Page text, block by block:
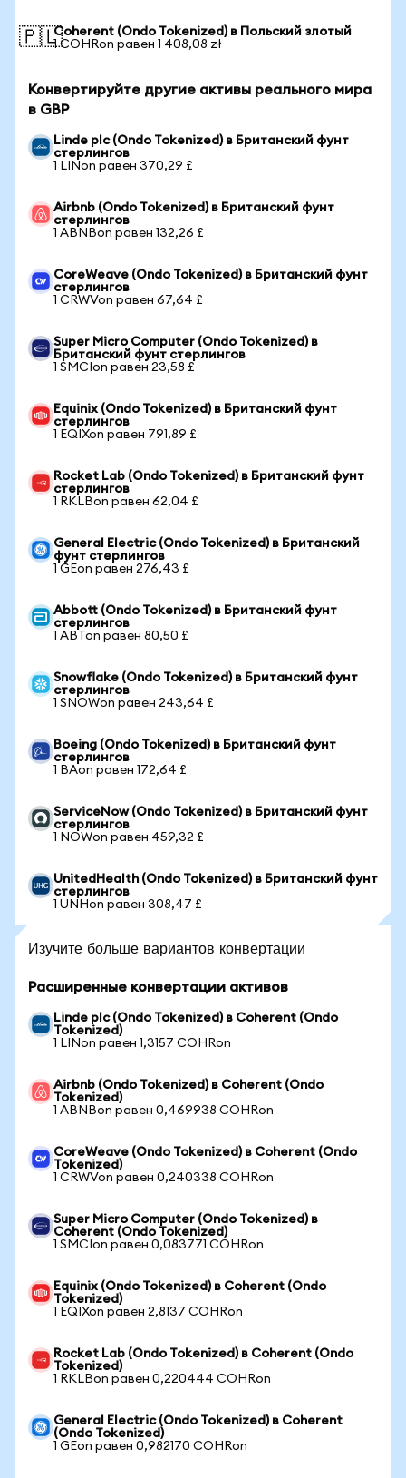
🇵🇱Coherent (Ondo Tokenized) в Польский злотый
1 COHRon равен 1 408,08 zł
Конвертируйте другие активы реального мира
в GBP
Linde plc (Ondo Tokenized) в Британский фунт
стерлингов
1 LINon равен 370,29 £
Airbnb (Ondo Tokenized) в Британский фунт
стерлингов
1 ABNBon равен 132,26 £
CoreWeave (Ondo Tokenized) в Британский фунт
стерлингов
1 CRWVon равен 67,64 £
Super Micro Computer (Ondo Tokenized) в
Британский фунт стерлингов
1 SMCIon равен 23,58 £
Equinix (Ondo Tokenized) в Британский фунт
стерлингов
1 EQIXon равен 791,89 £
Rocket Lab (Ondo Tokenized) в Британский фунт
стерлингов
1 RKLBon равен 62,04 £
General Electric (Ondo Tokenized) в Британский
фунт стерлингов
1 GEon равен 276,43 £
Abbott (Ondo Tokenized) в Британский фунт
стерлингов
1 ABTon равен 80,50 £
Snowflake (Ondo Tokenized) в Британский фунт
стерлингов
1 SNOWon равен 243,64 £
Boeing (Ondo Tokenized) в Британский фунт
стерлингов
1 BAon равен 172,64 £
ServiceNow (Ondo Tokenized) в Британский фунт
стерлингов
1 NOWon равен 459,32 £
UnitedHealth (Ondo Tokenized) в Британский фунт
стерлингов
1 UNHon равен 308,47 £
Изучите больше вариантов конвертации
Расширенные конвертации активов
Linde plc (Ondo Tokenized) в Coherent (Ondo
Tokenized)
1 LINon равен 1,3157 COHRon
Airbnb (Ondo Tokenized) в Coherent (Ondo
Tokenized)
1 ABNBon равен 0,469938 COHRon
CoreWeave (Ondo Tokenized) в Coherent (Ondo
Tokenized)
1 CRWVon равен 0,240338 COHRon
Super Micro Computer (Ondo Tokenized) в
Coherent (Ondo Tokenized)
1 SMCIon равен 0,083771 COHRon
Equinix (Ondo Tokenized) в Coherent (Ondo
Tokenized)
1 EQIXon равен 2,8137 COHRon
Rocket Lab (Ondo Tokenized) в Coherent (Ondo
Tokenized)
1 RKLBon равен 0,220444 COHRon
General Electric (Ondo Tokenized) в Coherent
(Ondo Tokenized)
1 GEon равен 0,982170 COHRon